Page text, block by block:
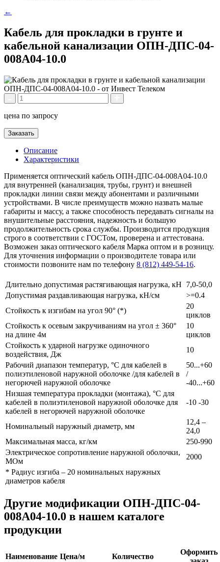
←
Кабель для прокладки в грунте и
кабельной канализации ОПН-ДПС-04-
008А04-10.0
цена по запросу
Заказать
Описание
Характеристики
Применяется оптический кабель ОПН-ДПС-04-008А04-10.0
для внутренней (канализация, трубы, грунт) и внешней
прокладки линии связи между абонентами и различными
устройствами. В числе преимуществ можно назвать малые
габариты и массу, а также способность передавать сигналы на
внушительные расстояния, надежность и большую
продолжительность срока службы. Производится продукция
строго в соответствии с ГОСТом, проверена и аттестована.
Возможен заказ оптического кабеля Марка оптом и в розницу.
Для уточнения информации о производителе товара или
стоимости позвоните нам по телефону 8 (812) 449-54-16.
Длительно допустимая растягивающая нагрузка, кН
7,0-50,0
Допустимая раздавливающая нагрузка, кН/см
>=0.4
Стойкость к изгибам на угол 90° (*)
20
циклов
Стойкость к осевым закручиваниям на угол ± 360°
на длине 4м
10
циклов
Стойкость к ударной нагрузке одиночного
воздействия, Дж
10
Рабочий диапазон температур, °С для кабелей в
полиэтиленовой наружной оболочке /для кабелей в
негорючей наружной оболочке
50...+60
/
-40...+60
Низшая температура прокладки (монтажа), °С для
кабелей в полиэтиленовой наружной оболочке для
кабелей в негорючей наружной оболочке
-10 -30
Номинальный наружный диаметр, мм
12,4 –
24,0
Максимальная масса, кг/км
250-990
Электрическое сопротивление наружной оболочки,
МОм
2000
* Радиус изгиба – 20 номинальных наружных
диаметров кабеля
Другие модификации ОПН-ДПС-04-
008А04-10.0 в нашем каталоге
продукции
Наименование Цена/м Количество
Оформить